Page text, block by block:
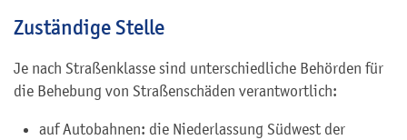
Zuständige Stelle
Je nach Straßenklasse sind unterschiedliche Behörden für
die Behebung von Straßenschäden verantwortlich:
auf Autobahnen: die Niederlassung Südwest der